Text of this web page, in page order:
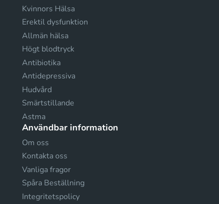
Kvinnors Hälsa
Erektil dysfunktion
Allmän hälsa
Högt blodtryck
Antibiotika
Antidepressiva
Hudvård
Smärtstillande
Astma
Användbar information
Om oss
Kontakta oss
Vanliga fragor
Spåra Beställning
Integritetspolicy